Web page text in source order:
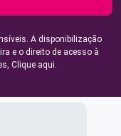
A disponibilização
e o direito de acesso à
Clique aqui.